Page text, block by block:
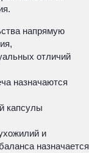
напрямую
отличий
назначаются
капсулы
и
назначается